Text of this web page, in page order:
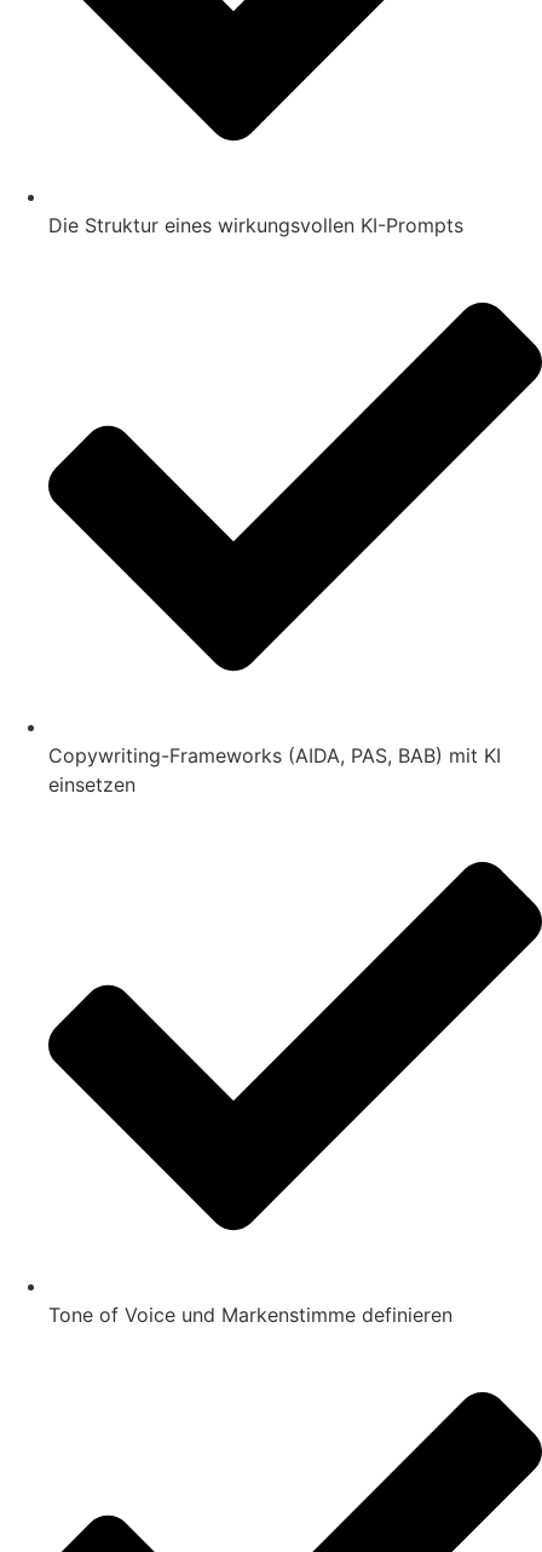
Die Struktur eines wirkungsvollen KI-Prompts
Copywriting-Frameworks (AIDA, PAS, BAB) mit KI
einsetzen
Tone of Voice und Markenstimme definieren